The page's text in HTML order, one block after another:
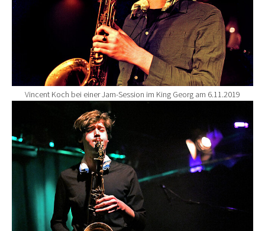
Vincent Koch bei einer Jam-Session im King Georg am 6.11.2019
Show larger version for: